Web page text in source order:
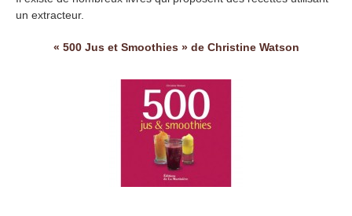
un extracteur.
« 500 Jus et Smoothies » de Christine Watson